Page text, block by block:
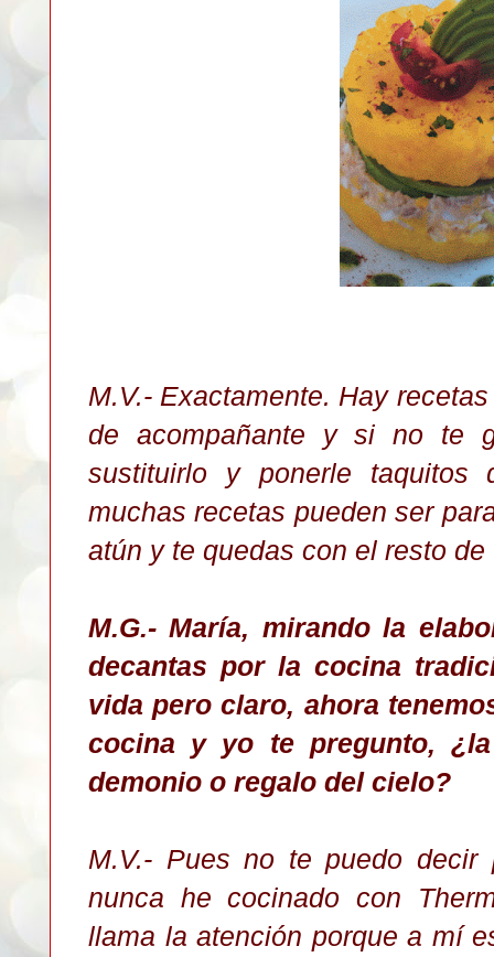
M.V.- Exactamente. Hay
de acompañante y si no te
sustituirlo y ponerle
muchas recetas pueden ser
atún y te quedas con el resto de
M.G.- María, mirando la
decantas por la cocina
vida pero claro, ahora
cocina y yo te pregunto,
demonio o regalo del cielo?
M.V.- Pues no te puedo
nunca he cocinado con
llama la atención porque a mí